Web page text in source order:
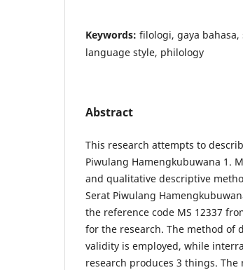
Keywords: filologi, gaya
language style, philology
Abstract
This research attempts to
Piwulang Hamengkubuwana 1.
and qualitative descriptive
Serat Piwulang
the reference code MS 12337
for the research. The method of
validity is employed, while
research produces 3 things.